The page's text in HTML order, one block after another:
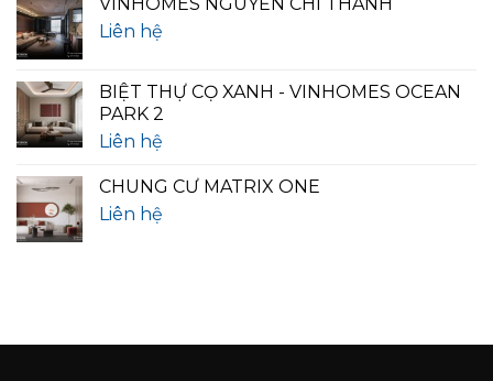
VINHOMES NGUYỄN CHÍ THANH
Liên hệ
BIỆT THỰ CỌ XANH - VINHOMES OCEAN
PARK 2
Liên hệ
CHUNG CƯ MATRIX ONE
Liên hệ